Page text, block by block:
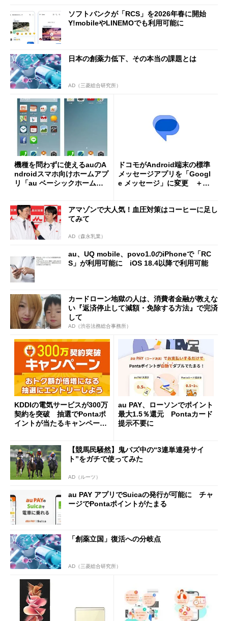
ソフトバンクが「RCS」を2026年春に開始
Y!mobileやLINEMOでも利用可能に
日本の創薬力低下、その本当の課題とは
AD（三菱総合研究所）
機種を問わずに使えるauのA
ndroidスマホ向けホームアプ
リ「au ベーシックホーム」
ドコモがAndroid端末の標準
メッセージアプリを「Googl
e メッセージ」に変更 ＋メ
アマゾンで大人気！血圧対策はコーヒーに足し
てみて
AD（森永乳業）
au、UQ mobile、povo1.0のiPhoneで「RC
S」が利用可能に iOS 18.4以降で利用可能
カードローン地獄の人は、消費者金融が教えな
い『返済停止して減額・免除する方法』で完済
して
AD（渋谷法務総合事務所）
KDDIの電気サービスが300万
契約を突破 抽選でPontaポ
イントが当たるキャンペーン
au PAY、ローソンでポイント
最大1.5％還元 Pontaカード
提示不要に
【競馬民騒然】鬼バズ中の“3連単連発サイ
ト”をガチで使ってみた
AD（ルーツ）
au PAY アプリでSuicaの発行が可能に チャ
ージでPontaポイントがたまる
「創薬立国」復活への分岐点
AD（三菱総合研究所）